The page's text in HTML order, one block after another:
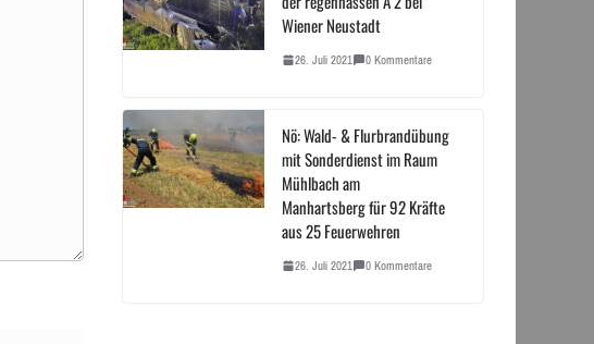
Wiener Neustadt
26. Juli 2021 0 Kommentare
Nö: Wald- & Flurbrandübung
mit Sonderdienst im Raum
Mühlbach am
Manhartsberg für 92 Kräfte
aus 25 Feuerwehren
26. Juli 2021 0 Kommentare